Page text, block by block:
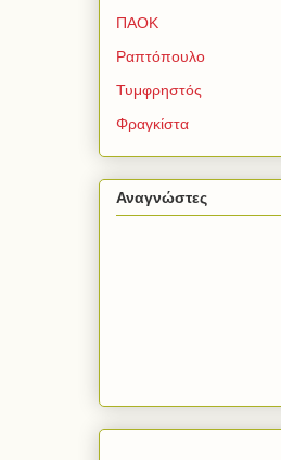
ΠΑΟΚ
Ραπτόπουλο
Τυμφρηστός
Φραγκίστα
Αναγνώστες